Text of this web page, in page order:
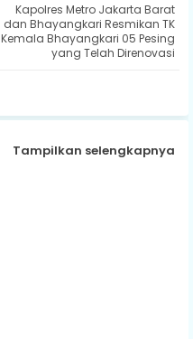
ats
Kapolres Metro Jakarta Barat
dan Bhayangkari Resmikan TK
Kemala Bhayangkari 05 Pesing
yang Telah Direnovasi
Tampilkan selengkapnya